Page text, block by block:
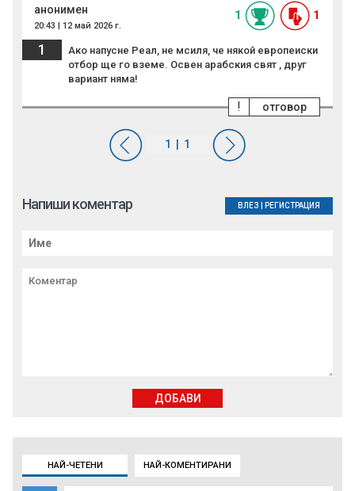
НАЙ-ЧЕТЕНИ НАЙ-КОМЕНТИРАНИ
анонимен
20:43 | 12 май 2026 г.
1 1
1
Ако напусне Реал, не мсиля, че някой европеиски
отбор ще го вземе. Освен арабския свят , друг
вариант няма!
отговор
!
Напиши коментар ВЛЕЗ РЕГИСТРАЦИЯ
ДОБАВИ